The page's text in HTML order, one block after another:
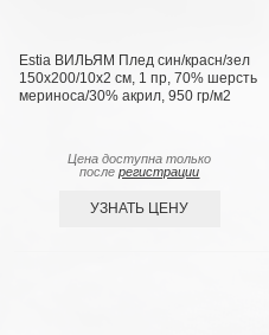
Estia ВИЛЬЯМ Плед син/красн/зел
150х200/10х2 см, 1 пр, 70% шерсть
мериноса/30% акрил, 950 гр/м2
Цена доступна только
послерегистрации
УЗНАТЬ ЦЕНУ